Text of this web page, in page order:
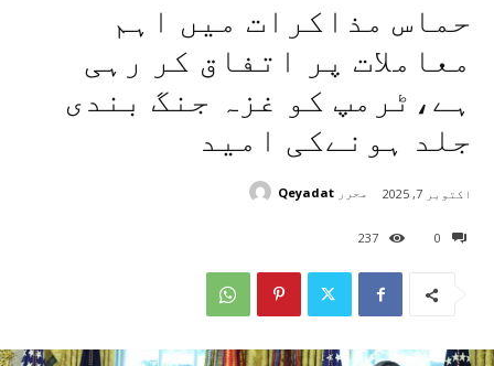
حماس مذاکرات میں اہم
معاملات پر اتفاق کر رہی
ہے،ٹرمپ کو غزہ جنگ بندی
جلد ہونےکی امید
0
237
اکتوبر 7, 2025 محرر Qeyadat